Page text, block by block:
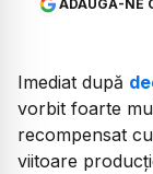
ADAUGĂ-NE
Imediat după
vorbit foarte
recompensat
viitoare